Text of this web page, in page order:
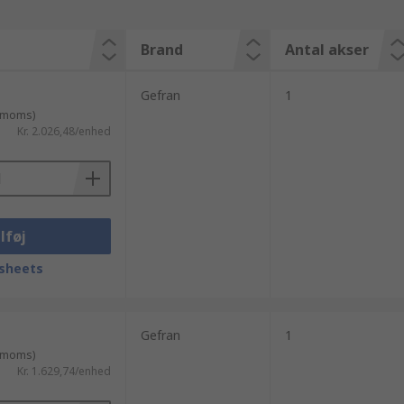
Brand Antal akser
Kr. 2.026,48/enhed
Gefran 1
Kr. 1.629,74/enhed
Gefran 1